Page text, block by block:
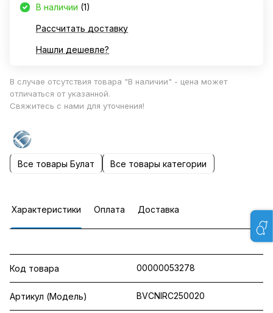
В наличии (1)
Рассчитать доставку
Нашли дешевле?
В случае отсутствия товара "В наличии" - цена может
отличаться от указанной.
Свяжитесь с нами для уточнения!
Все товары Булат Все товары категории
Характеристики Оплата Доставка
Код товара 00000053278
Артикул (Модель) BVCNIRC250020